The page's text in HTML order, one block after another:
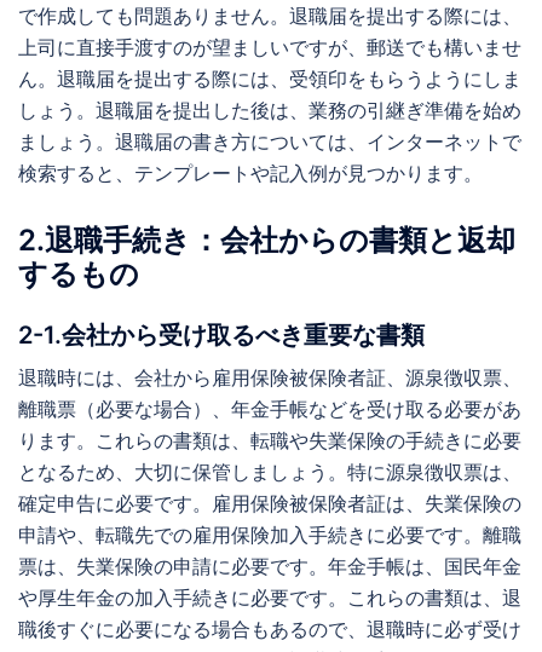
で作成しても問題ありません。退職届を提出する際には、
上司に直接手渡すのが望ましいですが、郵送でも構いませ
ん。退職届を提出する際には、受領印をもらうようにしま
しょう。退職届を提出した後は、業務の引継ぎ準備を始め
ましょう。退職届の書き方については、インターネットで
検索すると、テンプレートや記入例が見つかります。
2.退職手続き：会社からの書類と返却
するもの
2-1.会社から受け取るべき重要な書類
退職時には、会社から雇用保険被保険者証、源泉徴収票、
離職票（必要な場合）、年金手帳などを受け取る必要があ
ります。これらの書類は、転職や失業保険の手続きに必要
となるため、大切に保管しましょう。特に源泉徴収票は、
確定申告に必要です。雇用保険被保険者証は、失業保険の
申請や、転職先での雇用保険加入手続きに必要です。離職
票は、失業保険の申請に必要です。年金手帳は、国民年金
や厚生年金の加入手続きに必要です。これらの書類は、退
職後すぐに必要になる場合もあるので、退職時に必ず受け